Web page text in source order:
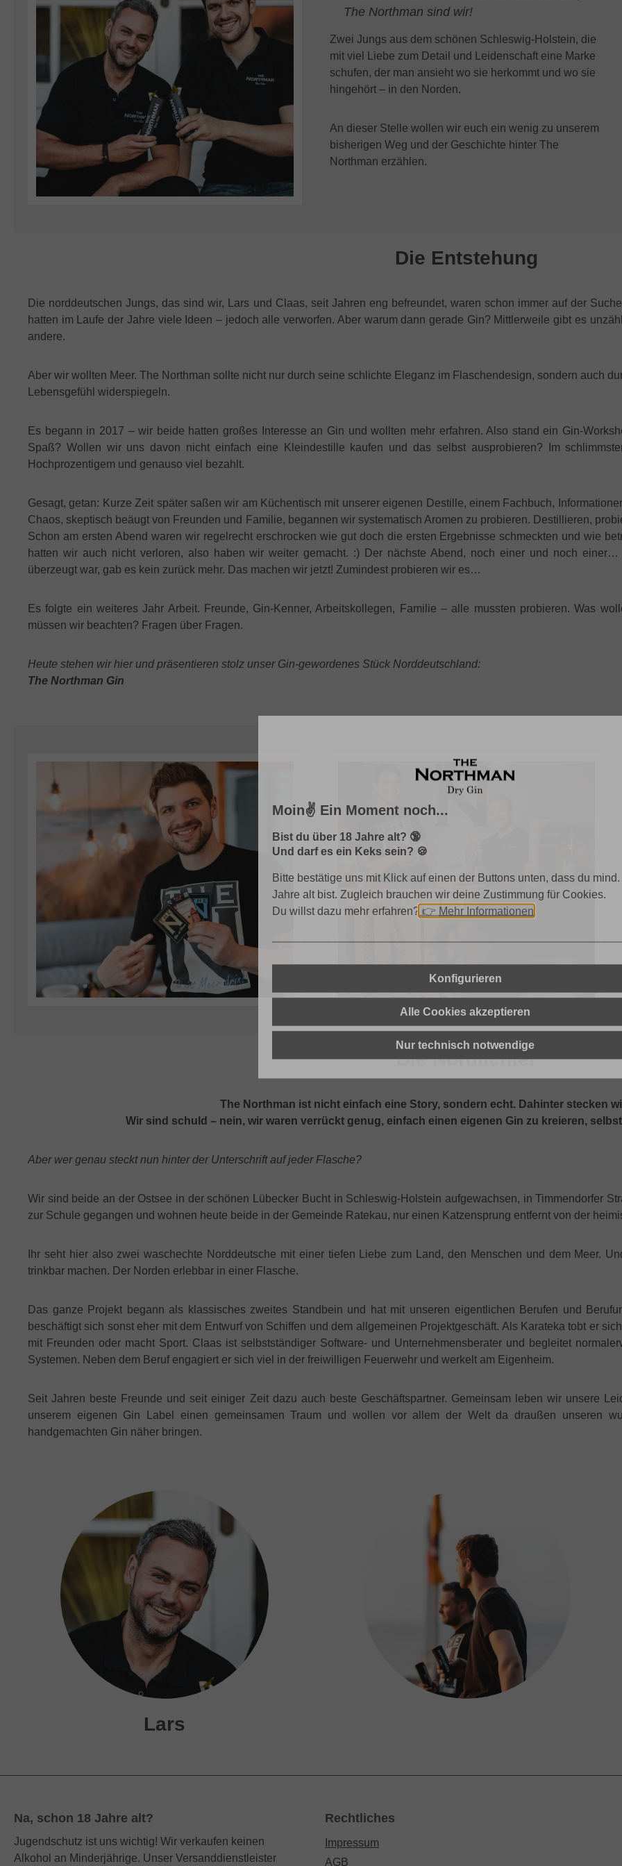
The Northman sind wir!
Zwei Jungs aus dem schönen Schleswig-Holstein, die
mit viel Liebe zum Detail und Leidenschaft eine Marke
schufen, der man ansieht wo sie herkommt und wo sie
hingehört – in den Norden.
An dieser Stelle wollen wir euch ein wenig zu unserem
bisherigen Weg und der Geschichte hinter The
Northman erzählen.
Die Entstehung
Die norddeutschen Jungs, das sind wir, Lars und Claas, seit Jahren eng befreundet, waren schon immer auf der
hatten im Laufe der Jahre viele Ideen – jedoch alle verworfen. Aber warum dann gerade Gin? Mittlerweile gibt es
andere.
Aber wir wollten Meer. The Northman sollte nicht nur durch seine schlichte Eleganz im Flaschendesign, sondern auch
Lebensgefühl widerspiegeln.
Es begann in 2017 – wir beide hatten großes Interesse an Gin und wollten mehr erfahren. Also stand ein Gin-
Spaß? Wollen wir uns davon nicht einfach eine Kleindestille kaufen und das selbst ausprobieren? Im
Hochprozentigem und genauso viel bezahlt.
Gesagt, getan: Kurze Zeit später saßen wir am Küchentisch mit unserer eigenen Destille, einem Fachbuch,
Chaos, skeptisch beäugt von Freunden und Familie, begannen wir systematisch Aromen zu probieren. Destillieren,
Schon am ersten Abend waren wir regelrecht erschrocken wie gut doch die ersten Ergebnisse schmeckten und wie
hatten wir auch nicht verloren, also haben wir weiter gemacht. :) Der nächste Abend, noch einer und noch
überzeugt war, gab es kein zurück mehr. Das machen wir jetzt! Zumindest probieren wir es…
Es folgte ein weiteres Jahr Arbeit. Freunde, Gin-Kenner, Arbeitskollegen, Familie – alle mussten probieren. Was
müssen wir beachten? Fragen über Fragen.
Heute stehen wir hier und präsentieren stolz unser Gin-gewordenes Stück Norddeutschland:
The Northman Gin
Die Nordlichter
The Northman ist nicht einfach eine Story, sondern echt. Dahinter stecken
Wir sind schuld – nein, wir waren verrückt genug, einfach einen eigenen Gin zu kreieren,
Aber wer genau steckt nun hinter der Unterschrift auf jeder Flasche?
Wir sind beide an der Ostsee in der schönen Lübecker Bucht in Schleswig-Holstein aufgewachsen, in Timmendorfer
zur Schule gegangen und wohnen heute beide in der Gemeinde Ratekau, nur einen Katzensprung entfernt von der
Ihr seht hier also zwei waschechte Norddeutsche mit einer tiefen Liebe zum Land, den Menschen und dem Meer.
trinkbar machen. Der Norden erlebbar in einer Flasche.
Das ganze Projekt begann als klassisches zweites Standbein und hat mit unseren eigentlichen Berufen und
beschäftigt sich sonst eher mit dem Entwurf von Schiffen und dem allgemeinen Projektgeschäft. Als Karateka tobt er
mit Freunden oder macht Sport. Claas ist selbstständiger Software- und Unternehmensberater und begleitet
Systemen. Neben dem Beruf engagiert er sich viel in der freiwilligen Feuerwehr und werkelt am Eigenheim.
Seit Jahren beste Freunde und seit einiger Zeit dazu auch beste Geschäftspartner. Gemeinsam leben wir unsere
unserem eigenen Gin Label einen gemeinsamen Traum und wollen vor allem der Welt da draußen unseren
handgemachten Gin näher bringen.
Lars
Na, schon 18 Jahre alt?
Jugendschutz ist uns wichtig! Wir verkaufen keinen
Alkohol an Minderjährige. Unser Versanddienstleister
Rechtliches
Impressum
AGB
Moin✌️ Ein Moment noch...
Bist du über 18 Jahre alt? 🔞
Und darf es ein Keks sein? 🍪
Bitte bestätige uns mit Klick auf einen der Buttons unten, dass du
Jahre alt bist. Zugleich brauchen wir deine Zustimmung für Cookies.
Du willst dazu mehr erfahren? 👉 Mehr Informationen
Konfigurieren
Alle Cookies akzeptieren
Nur technisch notwendige